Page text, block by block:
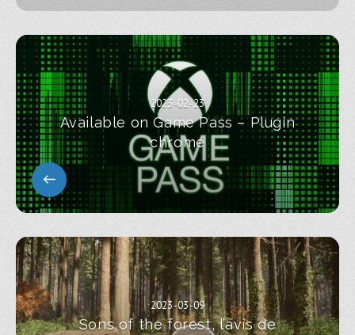
2023-02-23
Available on Game Pass – Plugin
chrome
2023-03-09
Sons of the forest, l’avis de